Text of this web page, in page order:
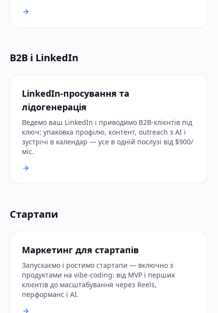
B2B і LinkedIn
LinkedIn-просування та
лідогенерація
Ведемо ваш LinkedIn і приводимо B2B-клієнтів під
ключ: упаковка профілю, контент, outreach з AI і
зустрічі в календар — усе в одній послузі від $900/
міс.
Стартапи
Маркетинг для стартапів
Запускаємо і ростимо стартапи — включно з
продуктами на vibe-coding: від MVP і перших
клієнтів до масштабування через Reels,
перформанс і AI.